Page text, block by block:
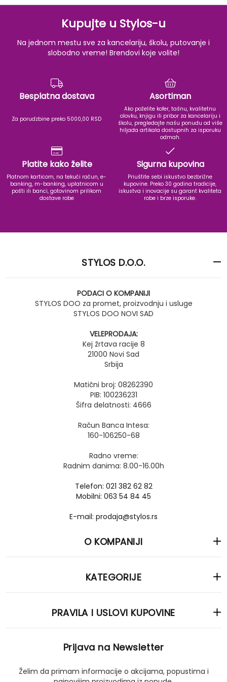
Kupujte u Stylos-u
Na jednom mestu sve za kancelariju, školu, putovanje i
slobodno vreme! Brendovi koje volite!
Besplatna dostava
Za porudzbine preko 5000,00 RSD
Asortiman
Ako poželite kofer, tašnu, kvalitetnu
olovku, knjigu ili pribor za kancelariju i
školu, pregledajte našu ponudu od više
hiljada artikala dostupnih za isporuku
odmah.
Platite kako želite
Platnom karticom, na tekući račun, e-
banking, m-banking, uplatnicom u
pošti ili banci, gotovinom prilikom
dostave robe
Sigurna kupovina
Priuštite sebi iskustvo bezbrižne
kupovine. Preko 30 godina tradicije,
iskustva i inovacije su garant kvaliteta
robe i brze isporuke.
STYLOS D.O.O.
PODACI O KOMPANIJI
STYLOS DOO za promet, proizvodnju i usluge
STYLOS DOO NOVI SAD
VELEPRODAJA:
Kej žrtava racije 8
21000 Novi Sad
Srbija
Matični broj: 08262390
PIB: 100236231
Šifra delatnosti: 4666
Račun Banca Intesa:
160-106250-68
Radno vreme:
Radnim danima: 8.00-16.00h
Telefon: 021 382 62 82
Mobilni: 063 54 84 45
E-mail: prodaja@stylos.rs
O KOMPANIJI
KATEGORIJE
PRAVILA I USLOVI KUPOVINE
Prijava na Newsletter
Želim da primam informacije o akcijama, popustima i